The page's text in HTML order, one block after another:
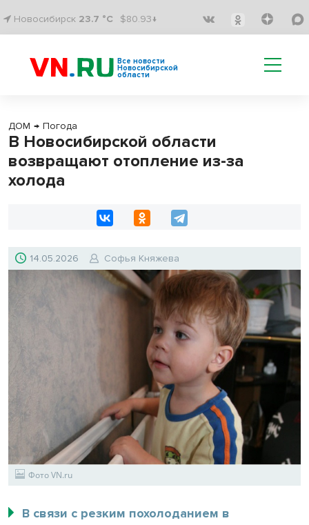
Новосибирск 23.7 °C $80.93↓
Все новости
Новосибирской
области
ДОМ → Погода
В Новосибирской области
возвращают отопление из-за
холода
14.05.2026 Софья Княжева
Фото VN.ru
В связи с резким похолоданием в